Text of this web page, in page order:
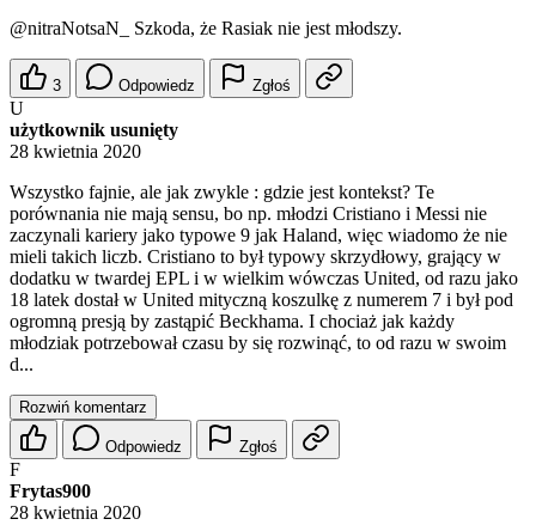
@nitraNotsaN_
Szkoda, że Rasiak nie jest młodszy.
3 Odpowiedz Zgłoś
U
użytkownik usunięty
28 kwietnia 2020
Wszystko fajnie, ale jak zwykle : gdzie jest kontekst? Te
porównania nie mają sensu, bo np. młodzi Cristiano i Messi nie
zaczynali kariery jako typowe 9 jak Haland, więc wiadomo że nie
mieli takich liczb. Cristiano to był typowy skrzydłowy, grający w
dodatku w twardej EPL i w wielkim wówczas United, od razu jako
18 latek dostał w United mityczną koszulkę z numerem 7 i był pod
ogromną presją by zastąpić Beckhama. I chociaż jak każdy
młodziak potrzebował czasu by się rozwinąć, to od razu w swoim
d...
Rozwiń komentarz
Odpowiedz Zgłoś
F
Frytas900
28 kwietnia 2020